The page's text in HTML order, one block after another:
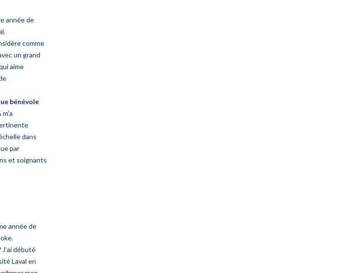
année de
comme
un grand
aime
bénévole
dans
par
et soignants
année de
J’ai débuté
Laval en